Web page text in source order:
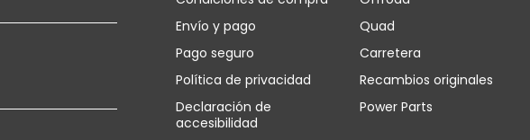
Envío y pago
Pago seguro
Política de privacidad
Declaración de
accesibilidad
Quad
Carretera
Recambios originales
Power Parts